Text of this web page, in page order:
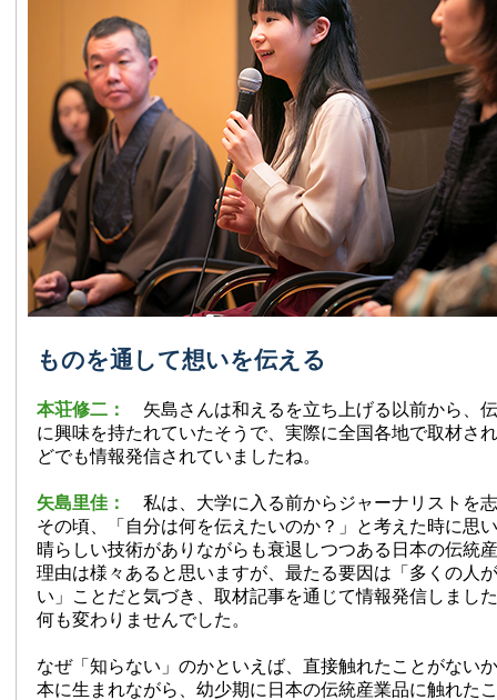
ものを通して想いを伝える
本荘修二： 矢島さんは和えるを立ち上げる以前から、
に興味を持たれていたそうで、実際に全国各地で取材さ
どでも情報発信されていましたね。
矢島里佳： 私は、大学に入る前からジャーナリストを
その頃、「自分は何を伝えたいのか？」と考えた時に思
晴らしい技術がありながらも衰退しつつある日本の伝統
理由は様々あると思いますが、最たる要因は「多くの人
い」ことだと気づき、取材記事を通じて情報発信しまし
何も変わりませんでした。
なぜ「知らない」のかといえば、直接触れたことがない
本に生まれながら、幼少期に日本の伝統産業品に触れた